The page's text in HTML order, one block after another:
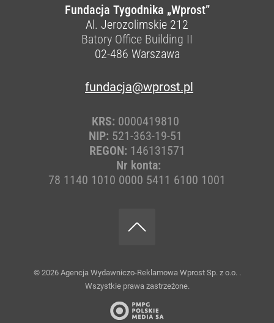
Fundacja Tygodnika „Wprost”
Al. Jerozolimskie 212
Batory Office Building II
02-486 Warszawa
fundacja@wprost.pl
KRS: 0000419810
NIP: 521-363-19-51
REGON: 146131571
Nr konta:
78 1140 1010 0000 5411 6100 1001
© 2026 Agencja Wydawniczo-Reklamowa Wprost Sp. z o.o. .
Wszystkie prawa zastrzeżone.